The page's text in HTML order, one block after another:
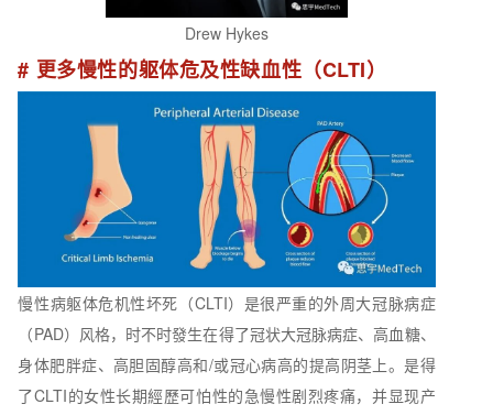
Drew Hykes
# 更多慢性的躯体危及性缺血性（CLTI）
慢性病躯体危机性坏死（CLTI）是很严重的外周大冠脉病症
（PAD）风格，时不时發生在得了冠状大冠脉病症、高血糖、
身体肥胖症、高胆固醇高和/或冠心病高的提高阴茎上。是得
了CLTI的女性长期經歷可怕性的急慢性剧烈疼痛，并显现产